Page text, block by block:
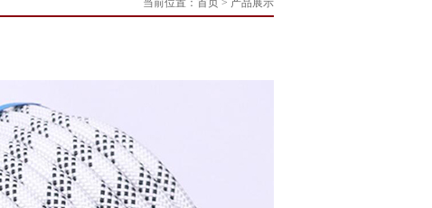
当前位置： 首页 > 产品展示